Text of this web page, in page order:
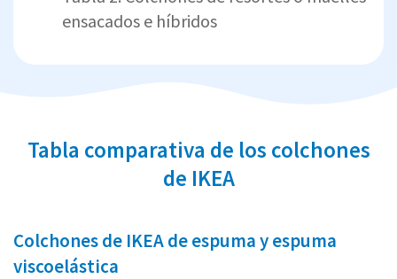
ensacados e híbridos
Tabla comparativa de los colchones
de IKEA
Colchones de IKEA de espuma y espuma
viscoelástica